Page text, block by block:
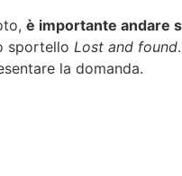
è importante andare
sportello Lost and found
la domanda.